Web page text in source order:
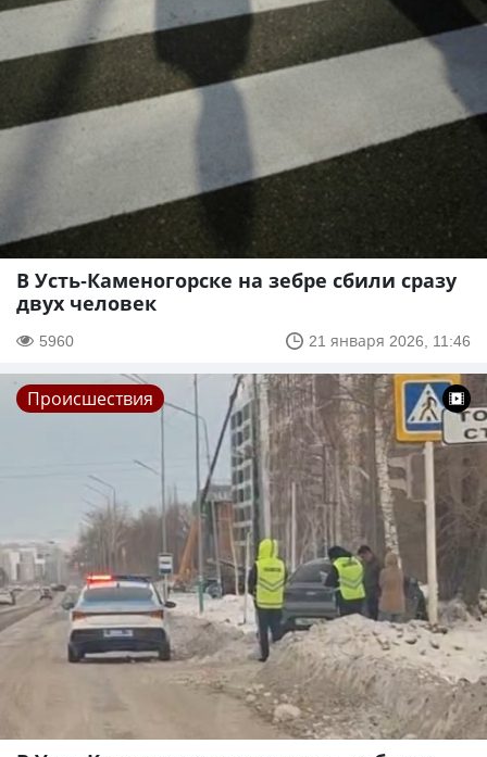
В Усть-Каменогорске на зебре сбили сразу
двух человек
5960 21 января 2026, 11:46
Происшествия